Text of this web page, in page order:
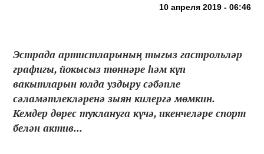
10 апреля 2019 - 06:46
Эстрада артистларының тыгыз гастрольләр
графигы, йокысыз төннәре һәм күп
вакытларын юлда уздыру сәбәпле
сәламәтлекләренә зыян килергә мөмкин.
Кемдер дөрес туклануга күчә, икенчеләре спорт
белән актив...